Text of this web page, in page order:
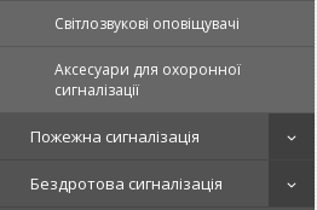
Світлозвукові оповіщувачі
Аксесуари для охоронної
сигналізації
Пожежна сигналізація
Бездротова сигналізація